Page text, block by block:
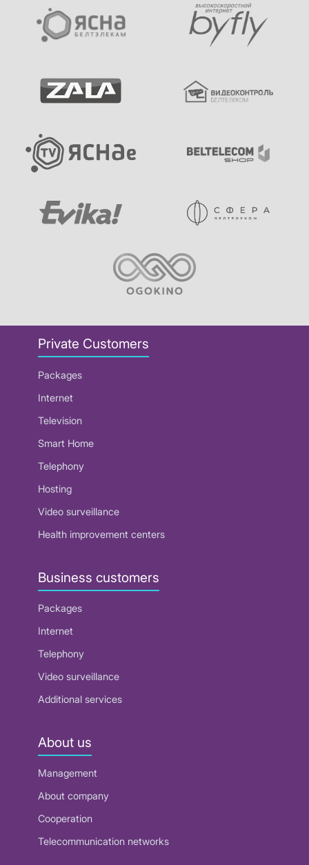
Private Customers
Packages
Internet
Television
Smart Home
Telephony
Hosting
Video surveillance
Health improvement centers
Business customers
Packages
Internet
Telephony
Video surveillance
Additional services
About us
Management
About company
Cooperation
Telecommunication networks